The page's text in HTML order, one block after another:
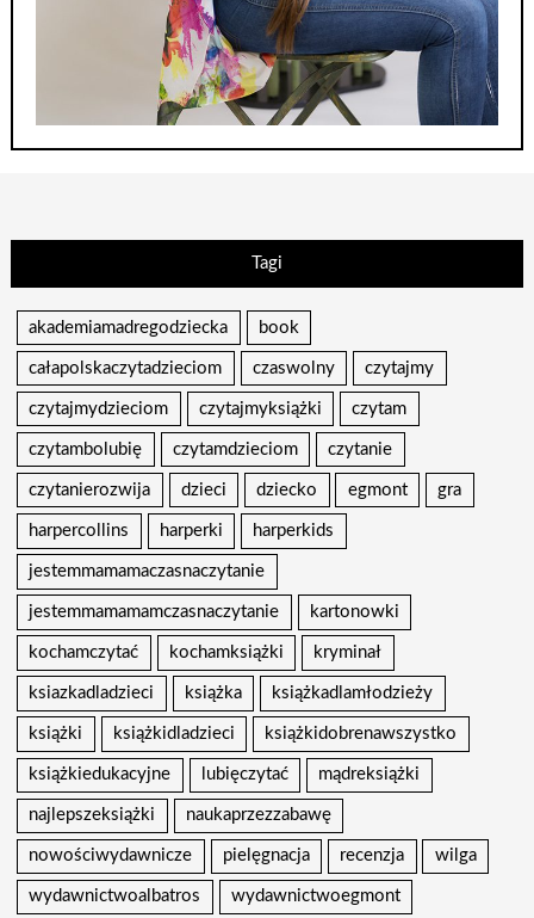
Tagi
akademiamadregodziecka book
całapolskaczytadzieciom czaswolny czytajmy
czytajmydzieciom czytajmyksiążki czytam
czytambolubię czytamdzieciom czytanie
czytanierozwija dzieci dziecko egmont gra
harpercollins harperki harperkids
jestemmamamaczasnaczytanie
jestemmamamamczasnaczytanie kartonowki
kochamczytać kochamksiążki kryminał
ksiazkadladzieci książka książkadlamłodzieży
książki książkidladzieci książkidobrenawszystko
książkiedukacyjne lubięczytać mądreksiążki
najlepszeksiążki naukaprzezzabawę
nowościwydawnicze pielęgnacja recenzja wilga
wydawnictwoalbatros wydawnictwoegmont